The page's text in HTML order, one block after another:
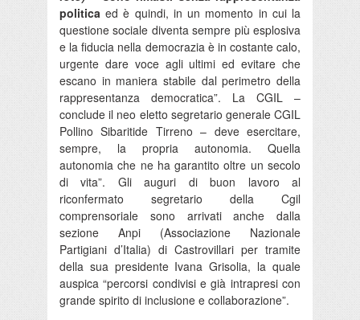
politica ed è quindi, in un momento in cui la
questione sociale diventa sempre più esplosiva
e la fiducia nella democrazia è in costante calo,
urgente dare voce agli ultimi ed evitare che
escano in maniera stabile dal perimetro della
rappresentanza democratica”. La CGIL –
conclude il neo eletto segretario generale CGIL
Pollino Sibaritide Tirreno – deve esercitare,
sempre, la propria autonomia. Quella
autonomia che ne ha garantito oltre un secolo
di vita”. Gli auguri di buon lavoro al
riconfermato segretario della Cgil
comprensoriale sono arrivati anche dalla
sezione Anpi (Associazione Nazionale
Partigiani d’Italia) di Castrovillari per tramite
della sua presidente Ivana Grisolia, la quale
auspica “percorsi condivisi e già intrapresi con
grande spirito di inclusione e collaborazione”.